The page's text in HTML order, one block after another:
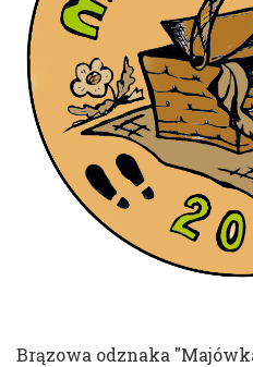
Brak w
ZOBACZ
Brązowa odznaka